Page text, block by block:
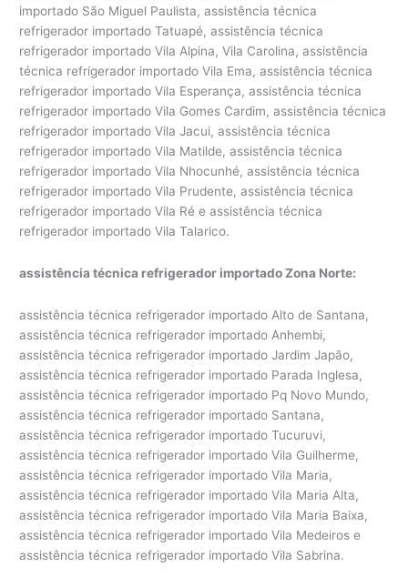
importado São Miguel Paulista, assistência técnica
refrigerador importado Tatuapé, assistência técnica
refrigerador importado Vila Alpina, Vila Carolina, assistência
técnica refrigerador importado Vila Ema, assistência técnica
refrigerador importado Vila Esperança, assistência técnica
refrigerador importado Vila Gomes Cardim, assistência técnica
refrigerador importado Vila Jacui, assistência técnica
refrigerador importado Vila Matilde, assistência técnica
refrigerador importado Vila Nhocunhé, assistência técnica
refrigerador importado Vila Prudente, assistência técnica
refrigerador importado Vila Ré e assistência técnica
refrigerador importado Vila Talarico.
assistência técnica refrigerador importado Zona Norte:
assistência técnica refrigerador importado Alto de Santana,
assistência técnica refrigerador importado Anhembi,
assistência técnica refrigerador importado Jardim Japão,
assistência técnica refrigerador importado Parada Inglesa,
assistência técnica refrigerador importado Pq Novo Mundo,
assistência técnica refrigerador importado Santana,
assistência técnica refrigerador importado Tucuruvi,
assistência técnica refrigerador importado Vila Guilherme,
assistência técnica refrigerador importado Vila Maria,
assistência técnica refrigerador importado Vila Maria Alta,
assistência técnica refrigerador importado Vila Maria Baixa,
assistência técnica refrigerador importado Vila Medeiros e
assistência técnica refrigerador importado Vila Sabrina.